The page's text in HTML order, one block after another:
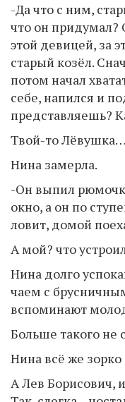
-Да что с ним,
что он придумал?
этой девицей, за
старый козёл.
потом начал
себе, напился и
представляешь?
Твой-то Лёвушка…
Нина замерла.
-Он выпил
окно, а он по
ловит, домой
А мой? что
Нина долго
чаем с
вспоминают
Больше такого не
Нина всё же
А Лев Борисович,